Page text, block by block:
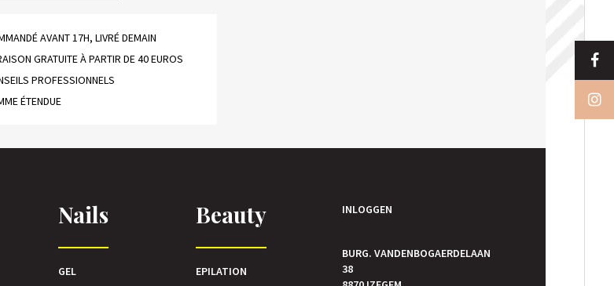
AVANT 17H, LIVRÉ DEMAIN
GRATUITE À PARTIR DE 40 EUROS
PROFESSIONNELS
ÉTENDUE
Nails
GEL
Beauty
EPILATION
INLOGGEN
BURG. VANDENBOGAERDELAAN
38